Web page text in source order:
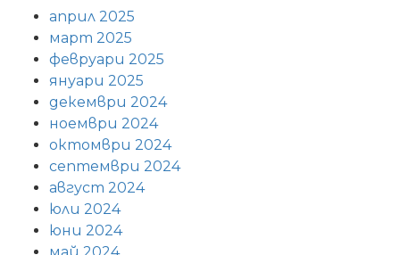
април 2025
март 2025
февруари 2025
януари 2025
декември 2024
ноември 2024
октомври 2024
септември 2024
август 2024
юли 2024
юни 2024